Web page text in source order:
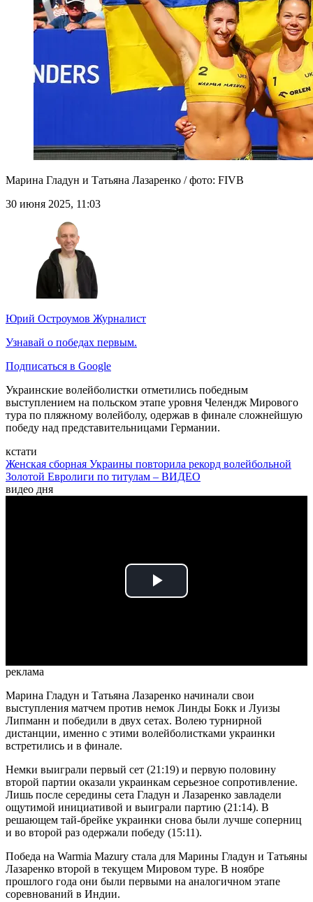
Марина Гладун и Татьяна Лазаренко / фото: FIVB
30 июня 2025, 11:03
Юрий Остроумов Журналист
Узнавай о победах первым.
Подписаться в Google
Украинские волейболистки отметились победным
выступлением на польском этапе уровня Челендж Мирового
тура по пляжному волейболу, одержав в финале сложнейшую
победу над представительницами Германии.
кстати
Женская сборная Украины повторила рекорд волейбольной
Золотой Евролиги по титулам – ВИДЕО
видео дня
Play
реклама
Марина Гладун и Татьяна Лазаренко начинали свои
выступления матчем против немок Линды Бокк и Луизы
Липманн и победили в двух сетах. Волею турнирной
дистанции, именно с этими волейболистками украинки
встретились и в финале.
Немки выиграли первый сет (21:19) и первую половину
второй партии оказали украинкам серьезное сопротивление.
Лишь после середины сета Гладун и Лазаренко завладели
ощутимой инициативой и выиграли партию (21:14). В
решающем тай-брейке украинки снова были лучше соперниц
и во второй раз одержали победу (15:11).
Победа на Warmia Mazury стала для Марины Гладун и Татьяны
Лазаренко второй в текущем Мировом туре. В ноябре
прошлого года они были первыми на аналогичном этапе
соревнований в Индии.